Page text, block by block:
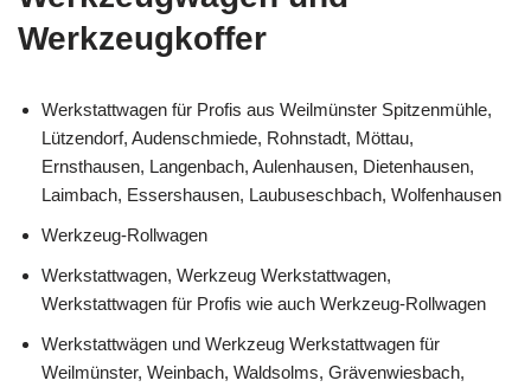
Werkzeugkoffer
Werkstattwagen für Profis aus Weilmünster Spitzenmühle,
Lützendorf, Audenschmiede, Rohnstadt, Möttau,
Ernsthausen, Langenbach, Aulenhausen, Dietenhausen,
Laimbach, Essershausen, Laubuseschbach, Wolfenhausen
Werkzeug-Rollwagen
Werkstattwagen, Werkzeug Werkstattwagen,
Werkstattwagen für Profis wie auch Werkzeug-Rollwagen
Werkstattwägen und Werkzeug Werkstattwagen für
Weilmünster, Weinbach, Waldsolms, Grävenwiesbach,